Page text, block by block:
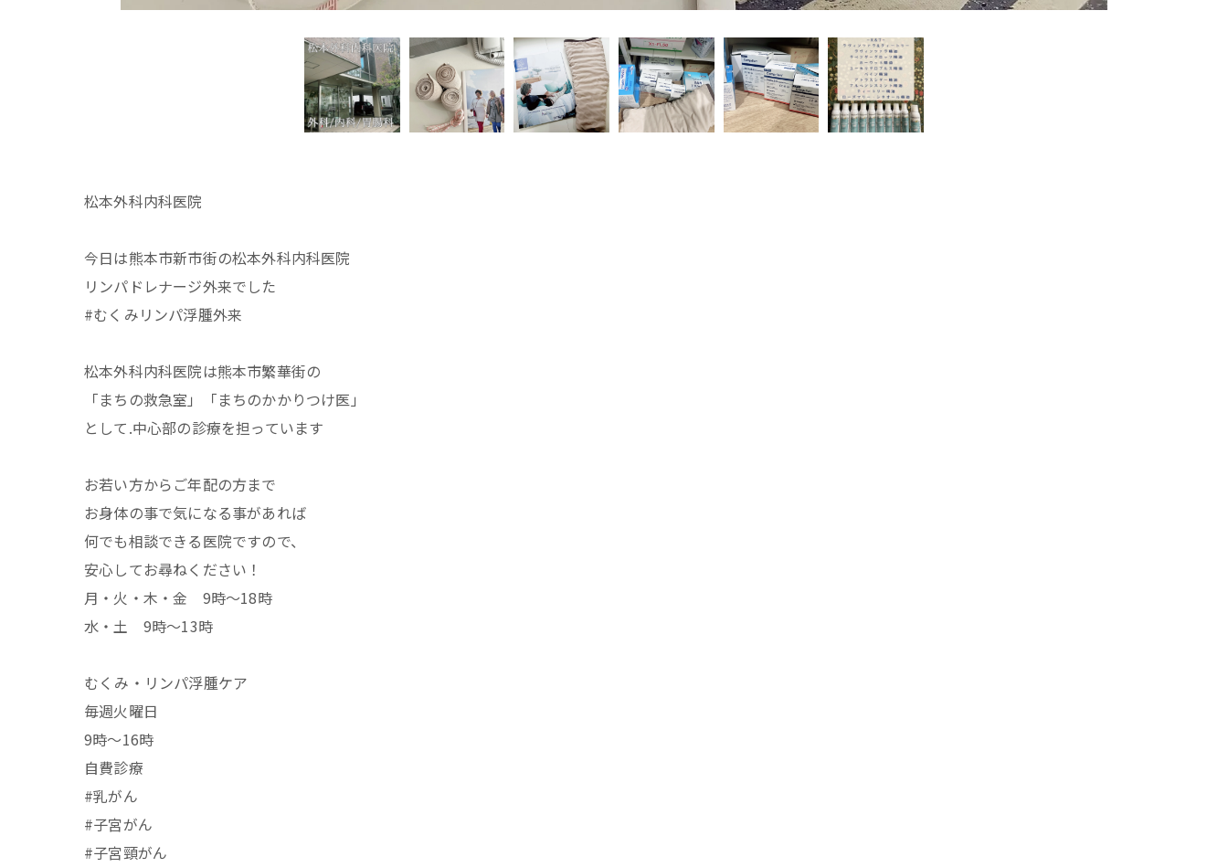
松本外科内科医院
今日は熊本市新市街の松本外科内科医院
リンパドレナージ外来でした
#むくみリンパ浮腫外来
松本外科内科医院は熊本市繁華街の
「まちの救急室」「まちのかかりつけ医」
として.中心部の診療を担っています
お若い方からご年配の方まで
お身体の事で気になる事があれば
何でも相談できる医院ですので、
安心してお尋ねください！
月・火・木・金 9時〜18時
水・土 9時〜13時
むくみ・リンパ浮腫ケア
毎週火曜日
9時〜16時
自費診療
#乳がん
#子宮がん
#子宮頸がん